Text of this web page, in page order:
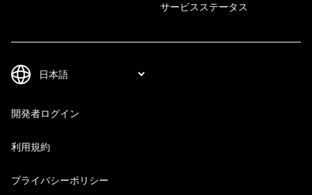
サービスステータス
開発者ログイン
利用規約
プライバシーポリシー